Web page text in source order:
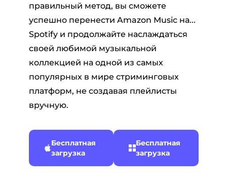
правильный метод, вы сможете
успешно перенести Amazon Music на...
Spotify и продолжайте наслаждаться
своей любимой музыкальной
коллекцией на одной из самых
популярных в мире стриминговых
платформ, не создавая плейлисты
вручную.
Бесплатная
загрузка
Бесплатная
загрузка